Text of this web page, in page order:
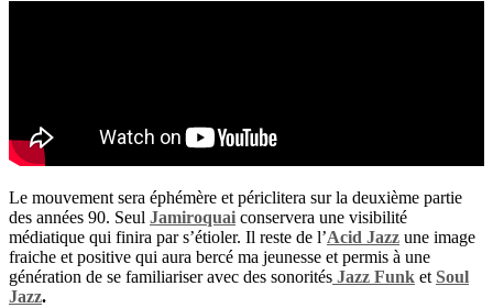
Le mouvement sera éphémère et périclitera sur la deuxième partie
des années 90. Seul Jamiroquai conservera une visibilité
médiatique qui finira par s’étioler. Il reste de l’Acid Jazz une image
fraiche et positive qui aura bercé ma jeunesse et permis à une
génération de se familiariser avec des sonorités Jazz Funk et Soul
Jazz.